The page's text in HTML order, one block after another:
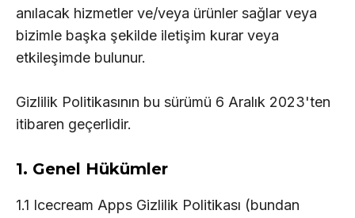
anılacak hizmetler ve/veya ürünler sağlar veya
bizimle başka şekilde iletişim kurar veya
etkileşimde bulunur.
Gizlilik Politikasının bu sürümü 6 Aralık 2023'ten
itibaren geçerlidir.
1. Genel Hükümler
1.1 Icecream Apps Gizlilik Politikası (bundan